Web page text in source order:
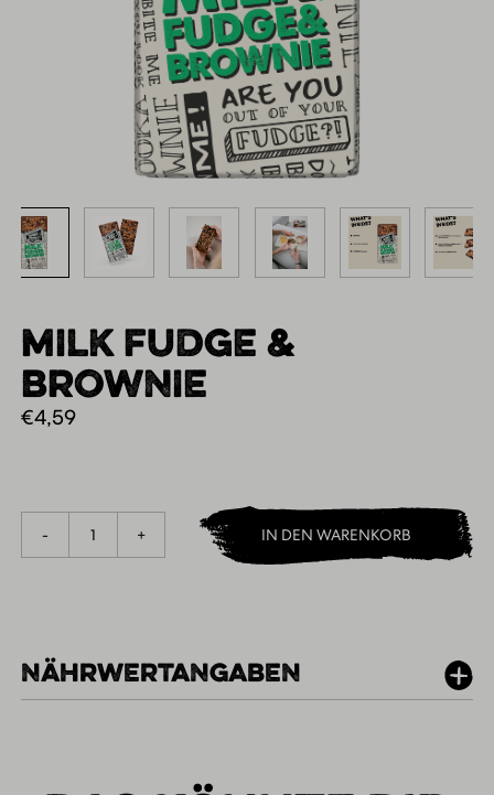
MILK FUDGE &
BROWNIE
€4,59
- 1 + IN DEN WARENKORB
NÄHRWERTANGABEN